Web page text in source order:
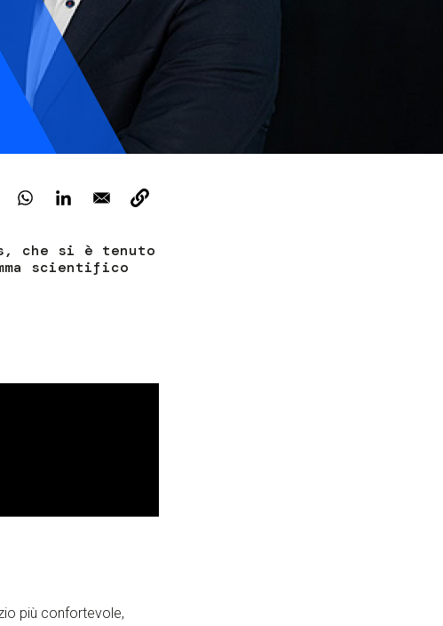
Servizi e accessibilità
Contatti
FAQ
Biglietti
che si è tenuto
scientifico
più confortevole,